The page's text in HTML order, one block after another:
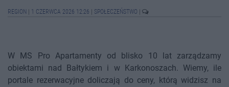
REGION 1 CZERWCA 2026 12:26 SPOŁECZEŃSTWO
W MS Pro Apartamenty od blisko 10 lat zarządzamy
obiektami nad Bałtykiem i w Karkonoszach. Wiemy, ile
portale rezerwacyjne doliczają do ceny, którą widzisz na